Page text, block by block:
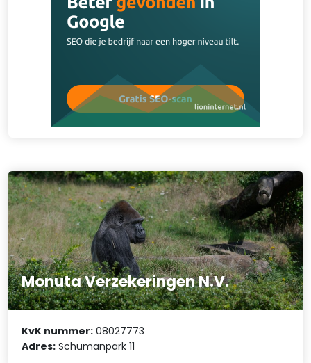
Monuta Verzekeringen N.V.
KvK nummer: 08027773
Adres: Schumanpark 11